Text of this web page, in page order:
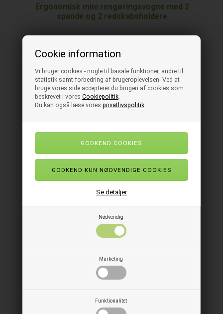
Cookie information
Vi bruger cookies - nogle til basale funktioner, andre til
statistik samt forbedring af brugeroplevelsen. Ved at
bruge vores side accepterer du brugen af cookies som
beskrevet i vores Cookiepolitik.
Du kan også læse vores privatlivspolitik.
Nødvendig
Marketing
Funktionalitet
Se detaljer
Ergonomisk mini rengøringsvogne med 2
spande og 2 redskabsholdere
Ergonomisk rengøringsvogn med 4 spande
og 3 redskabsholdere